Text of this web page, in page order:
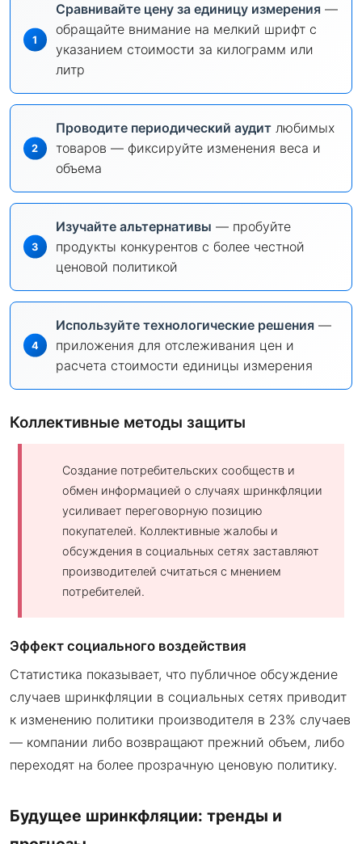
Сравнивайте цену за единицу измерения —
обращайте внимание на мелкий шрифт с
указанием стоимости за килограмм или
литр
Проводите периодический аудит любимых
товаров — фиксируйте изменения веса и
объема
Изучайте альтернативы — пробуйте
продукты конкурентов с более честной
ценовой политикой
Используйте технологические решения —
приложения для отслеживания цен и
расчета стоимости единицы измерения
Коллективные методы защиты
Создание потребительских сообществ и
обмен информацией о случаях шринкфляции
усиливает переговорную позицию
покупателей. Коллективные жалобы и
обсуждения в социальных сетях заставляют
производителей считаться с мнением
потребителей.
Эффект социального воздействия
Статистика показывает, что публичное обсуждение
случаев шринкфляции в социальных сетях приводит
к изменению политики производителя в 23% случаев
— компании либо возвращают прежний объем, либо
переходят на более прозрачную ценовую политику.
Будущее шринкфляции: тренды и